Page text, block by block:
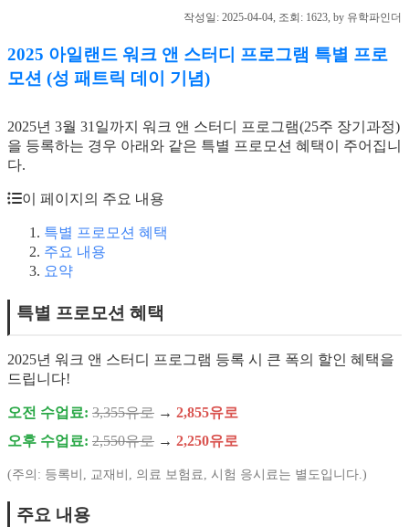
작성일: 2025-04-04, 조회: 1623, by 유학파인더
2025 아일랜드 워크 앤 스터디 프로그램 특별 프로
모션 (성 패트릭 데이 기념)
2025년 3월 31일까지 워크 앤 스터디 프로그램(25주 장기과정)
을 등록하는 경우 아래와 같은 특별 프로모션 혜택이 주어집니
다.
이 페이지의 주요 내용
특별 프로모션 혜택
주요 내용
요약
특별 프로모션 혜택
2025년 워크 앤 스터디 프로그램 등록 시 큰 폭의 할인 혜택을
드립니다!
오전 수업료: 3,355유로 → 2,855유로
오후 수업료: 2,550유로 → 2,250유로
(주의: 등록비, 교재비, 의료 보험료, 시험 응시료는 별도입니다.)
주요 내용